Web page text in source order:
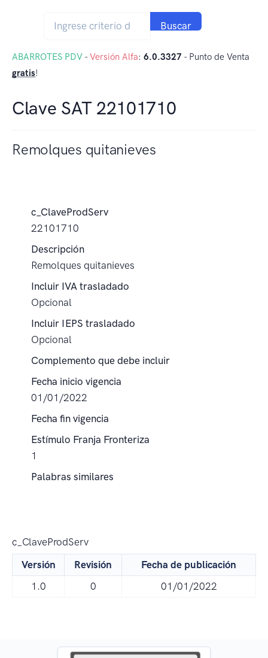
Buscar
ABARROTES PDV -Versión Alfa: 6.0.3327 - Punto de Venta
gratis!
Clave SAT 22101710
Remolques quitanieves
c_ClaveProdServ
22101710
Descripción
Remolques quitanieves
Incluir IVA trasladado
Opcional
Incluir IEPS trasladado
Opcional
Complemento que debe incluir
Fecha inicio vigencia
01/01/2022
Fecha fin vigencia
Estímulo Franja Fronteriza
1
Palabras similares
c_ClaveProdServ
Versión
Revisión
Fecha de publicación
1.0
0 01/01/2022